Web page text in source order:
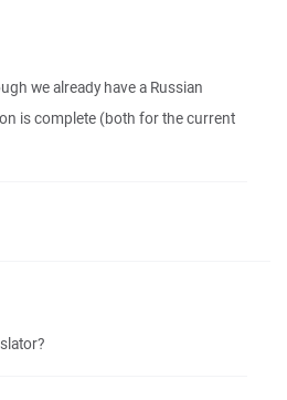
we already have a Russian
is complete (both for the current